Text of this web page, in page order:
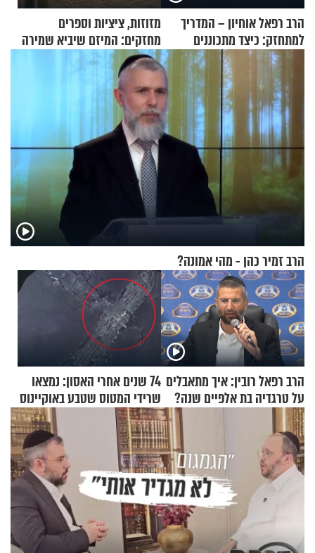
הרב רפאל אוחיון – המדריך
למתחזק: כיצד מתכוננים
לתפילה?
מזוזות, ציציות וספרים
מחזקים: המיזם שיביא שמירה
רוחנית לאלפי חיילי צה"ל
הרב זמיר כהן - מהי אמונה?
הרב רפאל רובין: איך מתאבלים
על טרגדיה בת אלפיים שנה?
74 שנים אחרי האסון: נמצאו
שרידי המטוס שטבע באוקיינוס
עם עשרות נוסעים